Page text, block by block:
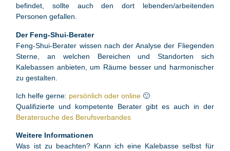
befindet, sollte auch den dort lebenden/arbeitenden
Personen gefallen.
Der Feng-Shui-Berater
Feng-Shui-Berater wissen nach der Analyse der Fliegenden
Sterne, an welchen Bereichen und Standorten sich
Kalebassen anbieten, um Räume besser und harmonischer
zu gestalten.
Ich helfe gerne: persönlich oder online 🙂
Qualifizierte und kompetente Berater gibt es auch in der
Beratersuche des Berufsverbandes
Weitere Informationen
Was ist zu beachten? Kann ich eine Kalebasse selbst für